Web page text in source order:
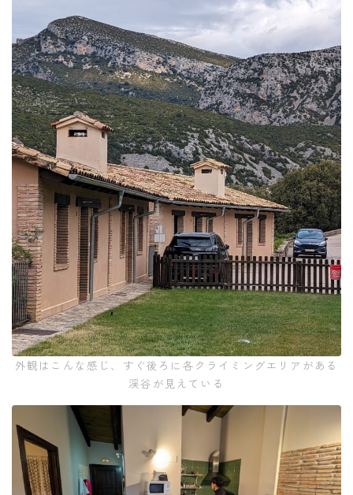
外観はこんな感じ、すぐ後ろに各クライミングエリアがある
渓谷が見えている